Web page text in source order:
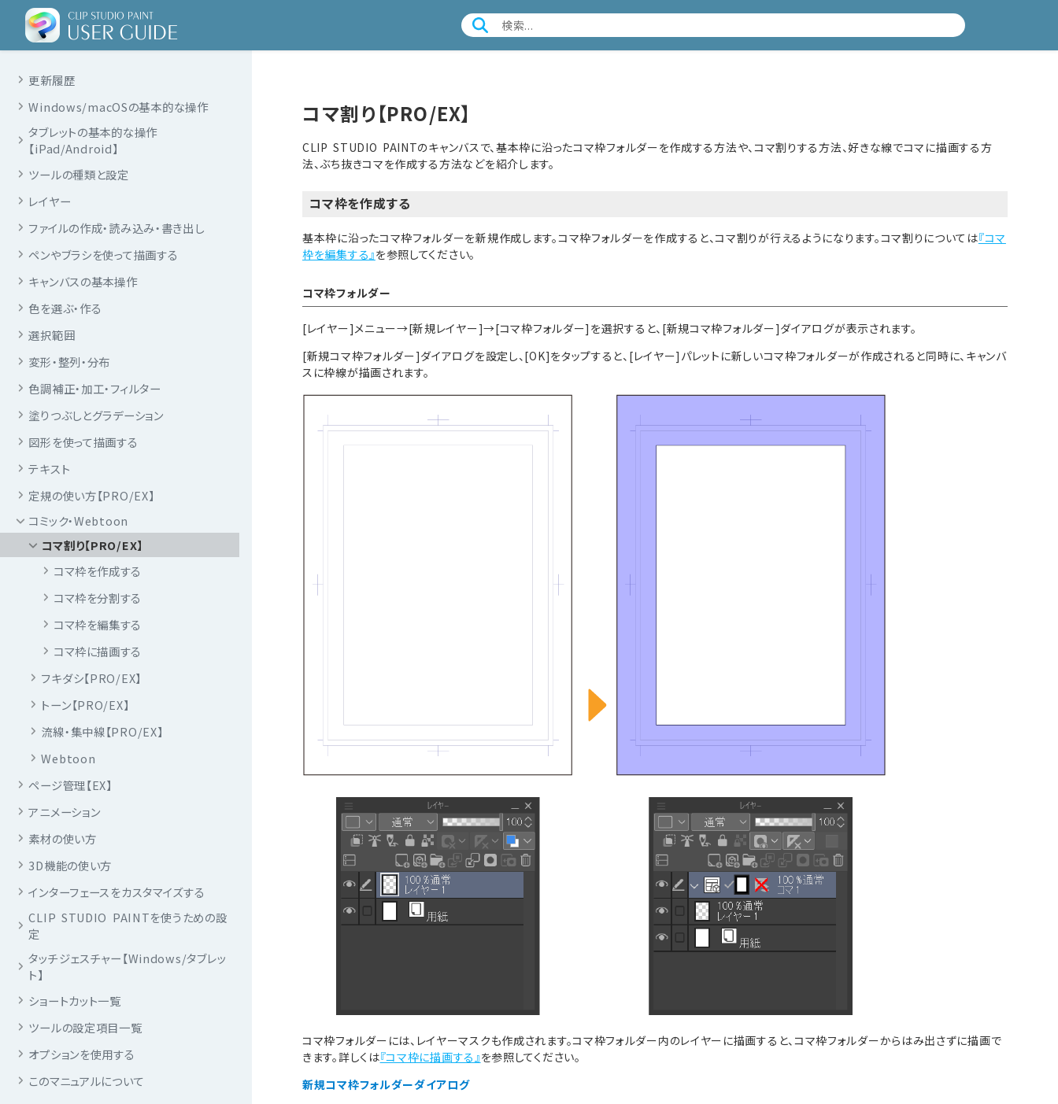
更新履歴
Windows/macOSの基本的な操作
タブレットの基本的な操作
【iPad/Android】
ツールの種類と設定
レイヤー
ファイルの作成・読み込み・書き出し
ペンやブラシを使って描画する
キャンバスの基本操作
色を選ぶ・作る
選択範囲
変形・整列・分布
色調補正・加工・フィルター
塗りつぶしとグラデーション
図形を使って描画する
テキスト
定規の使い方【PRO/EX】
コミック・Webtoon
コマ割り【PRO/EX】
コマ枠を作成する
コマ枠を分割する
コマ枠を編集する
コマ枠に描画する
フキダシ【PRO/EX】
トーン【PRO/EX】
流線・集中線【PRO/EX】
Webtoon
ページ管理【EX】
アニメーション
素材の使い方
3D機能の使い方
インターフェースをカスタマイズする
CLIP STUDIO PAINTを使うための設
定
タッチジェスチャー【Windows/タブレッ
ト】
ショートカット一覧
ツールの設定項目一覧
オプションを使用する
このマニュアルについて
コマ割り【PRO/EX】
CLIP STUDIO PAINTのキャンバスで、基本枠に沿ったコマ枠フォルダーを作成する方法や、コマ割りする方法、好きな線でコマに描画する方
法、ぶち抜きコマを作成する方法などを紹介します。
コマ枠を作成する
基本枠に沿ったコマ枠フォルダーを新規作成します。コマ枠フォルダーを作成すると、コマ割りが行えるようになります。コマ割りについては『コマ
枠を編集する』を参照してください。
コマ枠フォルダー
[レイヤー]メニュー→[新規レイヤー]→[コマ枠フォルダー]を選択すると、[新規コマ枠フォルダー]ダイアログが表示されます。
[新規コマ枠フォルダー]ダイアログを設定し、[OK]をタップすると、[レイヤー]パレットに新しいコマ枠フォルダーが作成されると同時に、キャンバ
スに枠線が描画されます。
コマ枠フォルダーには、レイヤーマスクも作成されます。コマ枠フォルダー内のレイヤーに描画すると、コマ枠フォルダーからはみ出さずに描画で
きます。詳しくは『コマ枠に描画する』を参照してください。
新規コマ枠フォルダーダイアログ